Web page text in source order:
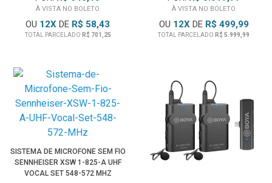
À VISTA NO BOLETO
OU 12X DE R$ 58,43
TOTAL PARCELADO R$ 701,25
À VISTA NO BOLETO
OU 12XDE R$ 499,99
TOTAL PARCELADO R$ 5.999,99
SISTEMA DE MICROFONE SEM FIO
SENNHEISER XSW 1-825-A UHF
VOCAL SET 548-572 MHZ